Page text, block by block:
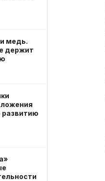
медь.
держит
развитию